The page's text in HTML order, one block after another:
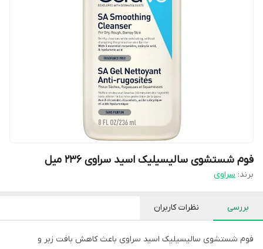
فوم شستشوی سالیسیلیک اسید سراوی 236 میل
برند: سراوی
بررسی نظرات کاربران
فوم شستشوی سالیسیلیک اسید سراوی باعث کاهش بافت زبر و